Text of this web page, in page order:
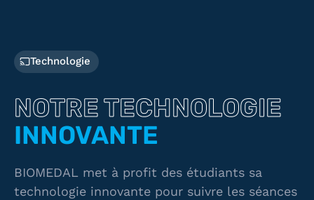
Technologie
NOTRE TECHNOLOGIE
INNOVANTE
BIOMEDAL met à profit des étudiants sa
technologie innovante pour suivre les séances